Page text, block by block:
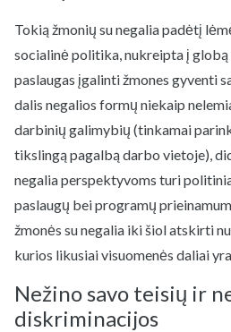
Tokią žmonių su negalia padėtį
socialinė politika, nukreipta į
paslaugas įgalinti žmones gyventi
dalis negalios formų niekaip
darbinių galimybių (tinkamai
tikslingą pagalbą darbo vietoje),
negalia perspektyvoms turi
paslaugų bei programų
žmonės su negalia iki šiol atskirti
kurios likusiai visuomenės daliai
Nežino savo teisių ir
diskriminacijos